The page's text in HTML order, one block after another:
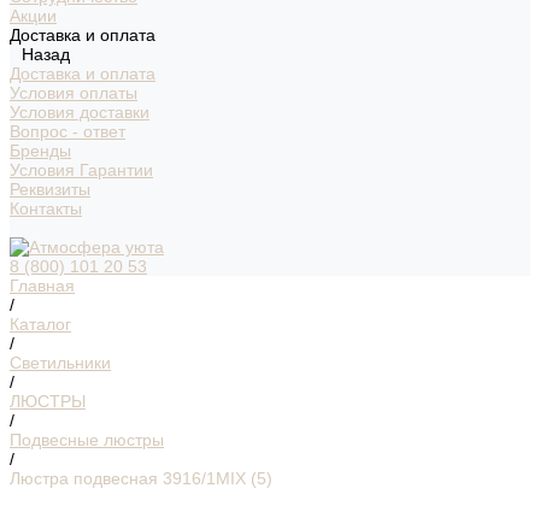
Акции
Доставка и оплата
Назад
Доставка и оплата
Условия оплаты
Условия доставки
Вопрос - ответ
Бренды
Условия Гарантии
Реквизиты
Контакты
8 (800) 101 20 53
Главная
/
Каталог
/
Светильники
/
ЛЮСТРЫ
/
Подвесные люстры
/
Люстра подвесная 3916/1MIX (5)